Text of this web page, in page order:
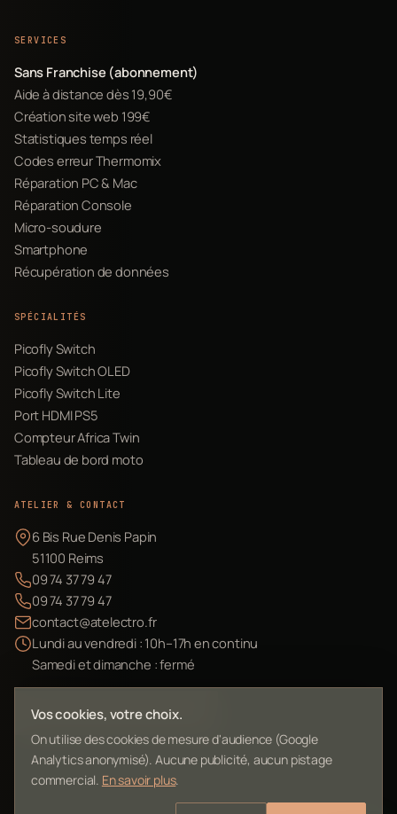
SERVICES
Sans Franchise (abonnement)
Aide à distance dès 19,90€
Création site web 199€
Statistiques temps réel
Codes erreur Thermomix
Réparation PC & Mac
Réparation Console
Micro-soudure
Smartphone
Récupération de données
SPÉCIALITÉS
Picofly Switch
Picofly Switch OLED
Picofly Switch Lite
Port HDMI PS5
Compteur Africa Twin
Tableau de bord moto
ATELIER & CONTACT
6 Bis Rue Denis Papin
51100 Reims
09 74 37 79 47
09 74 37 79 47
contact@atelectro.fr
Lundi au vendredi : 10h–17h en continu
Samedi et dimanche : fermé
Envoyer mon matériel
Vos cookies, votre choix.
On utilise des cookies de mesure d'audience (Google
Analytics anonymisé). Aucune publicité, aucun pistage
commercial. En savoir plus.